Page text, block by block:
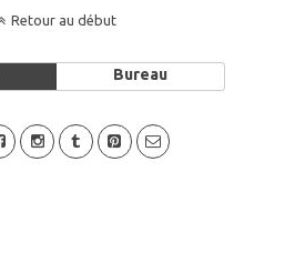
Retour au début
Bureau